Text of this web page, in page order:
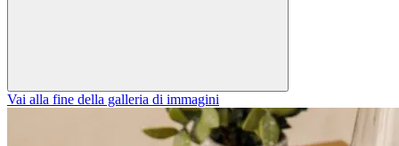
Vai alla fine della galleria di immagini